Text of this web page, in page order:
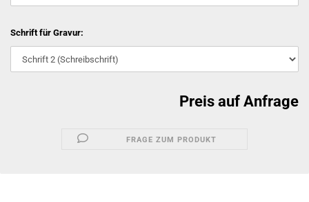
Schrift für Gravur:
Preis auf Anfrage
FRAGE ZUM PRODUKT